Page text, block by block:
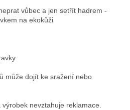
vůbec a jen setřít hadrem -
na ekokůži
může dojít ke sražení nebo
nevztahuje reklamace.